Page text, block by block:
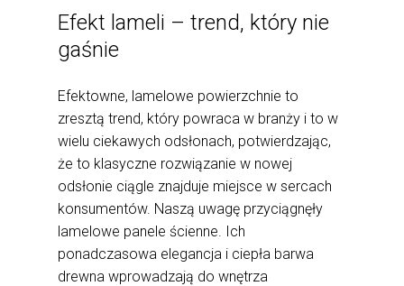
Efekt lameli – trend, który nie
gaśnie
Efektowne, lamelowe powierzchnie to
zresztą trend, który powraca w branży i to w
wielu ciekawych odsłonach, potwierdzając,
że to klasyczne rozwiązanie w nowej
odsłonie ciągle znajduje miejsce w sercach
konsumentów. Naszą uwagę przyciągnęły
lamelowe panele ścienne. Ich
ponadczasowa elegancja i ciepła barwa
drewna wprowadzają do wnętrza